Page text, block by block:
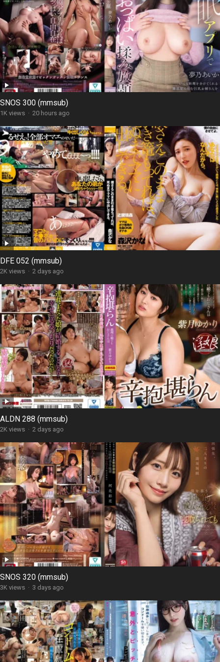
SNOS 300 (mmsub)
1K views · 20 hours ago
DFE 052 (mmsub)
2K views · 2 days ago
ALDN 288 (mmsub)
2K views · 2 days ago
SNOS 320 (mmsub)
3K views · 3 days ago